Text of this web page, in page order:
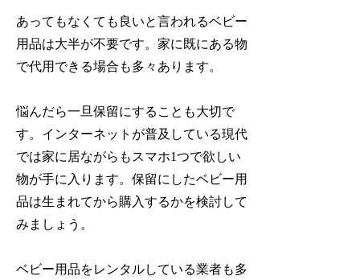
あってもなくても良いと言われるベビー
用品は大半が不要です。家に既にある物
で代用できる場合も多々あります。
悩んだら一旦保留にすることも大切で
す。インターネットが普及している現代
では家に居ながらもスマホ1つで欲しい
物が手に入ります。保留にしたベビー用
品は生まれてから購入するかを検討して
みましょう。
ベビー用品をレンタルしている業者も多